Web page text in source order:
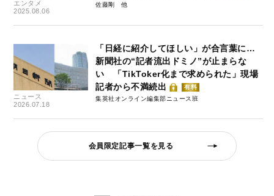
エンタメ
2025.08.06
佐藤剛
ニュース
2026.07.18
「日経に紹介してほしい」が合言葉に…
新聞社の“記者流出ドミノ”が止まらな
い 「TikToker化まで求められた」現場
記者から不満続出
有料
集英社オンライン編集部ニュース班
会員限定記事一覧を見る